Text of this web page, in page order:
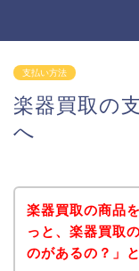
支払い方法
楽器買取の
へ
楽器買取の商品
っと、楽器買取
のがあるの？」